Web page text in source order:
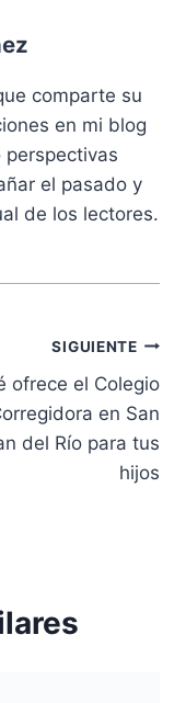
comparte su
en mi blog
el pasado y
de los lectores.
SIGUIENTE
ofrece el Colegio
en San
del Río para tus
hijos